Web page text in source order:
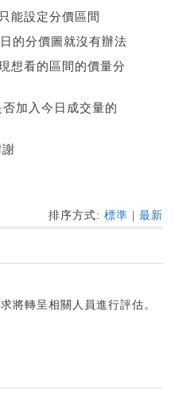
能設定分價區間
的分價圖就沒有辦法
想看的區間的價量分
加入今日成交量的
排序方式: 標準 最新
將轉呈相關人員進行評估。